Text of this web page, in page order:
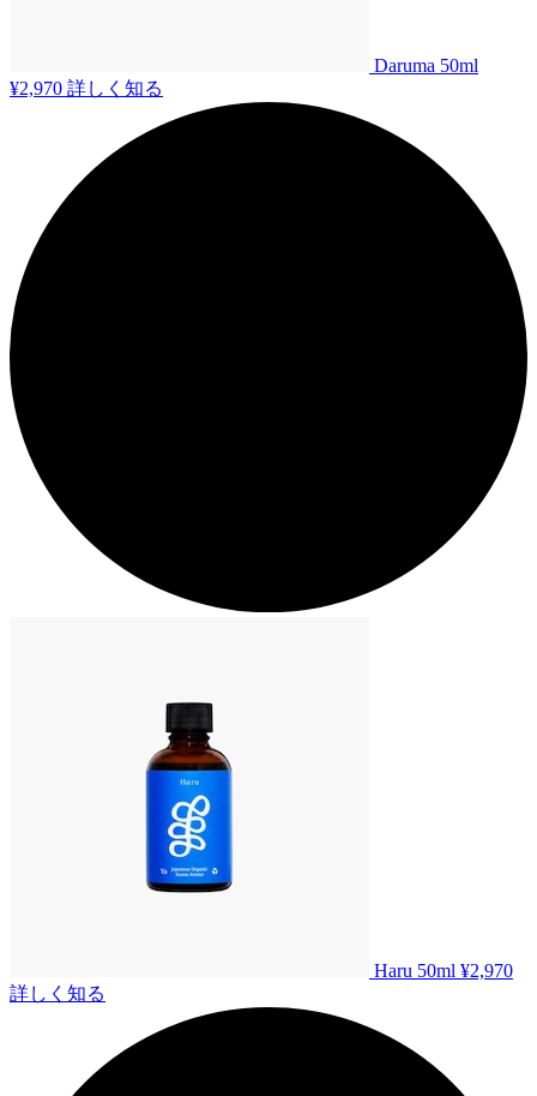
Daruma 50ml
¥2,970 詳しく知る
Haru 50ml ¥2,970
詳しく知る